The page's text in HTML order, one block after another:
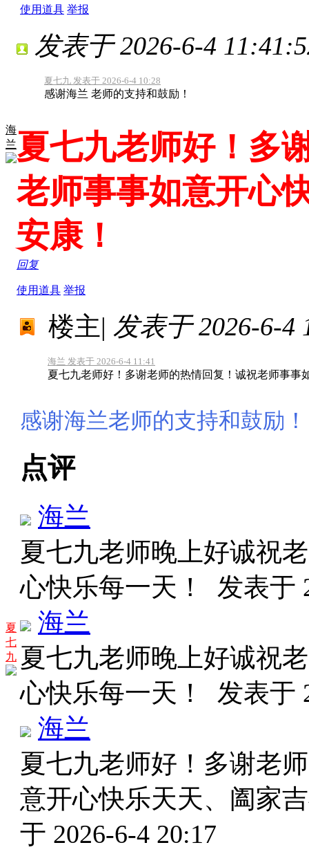
使用道具 举报
海
兰
发表于 2026-6-4
夏七九 发表于 2026-6-4 10:28
感谢海兰 老师的支持和鼓励！
夏七九老师好！多
老师事事如意开心
安康！
回复
使用道具 举报
夏
七
九
楼主| 发表于 2026-6-4
海兰 发表于 2026-6-4 11:41
夏七九老师好！多谢老师的热情回复！诚祝老师事事
感谢海兰老师的支持和鼓励！
点评
海兰
夏七九老师晚上好诚祝
心快乐每一天！ 发表于
海兰
夏七九老师晚上好诚祝
心快乐每一天！ 发表于
海兰
夏七九老师好！多谢老
意开心快乐天天、阖家
于 2026-6-4 20:17